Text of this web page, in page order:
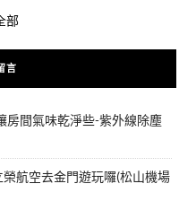
部
言
房間氣味乾淨些-紫外線除塵
榮航空去金門遊玩囉(松山機場